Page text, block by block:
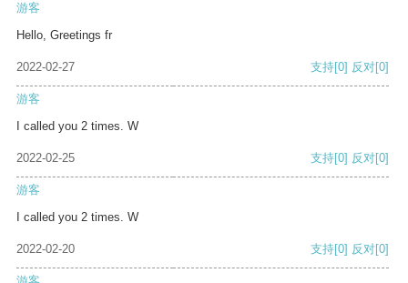
游客
Hello, Greetings fr
2022-02-27 支持[0] 反对[0]
游客
I called you 2 times. W
2022-02-25 支持[0] 反对[0]
游客
I called you 2 times. W
2022-02-20 支持[0] 反对[0]